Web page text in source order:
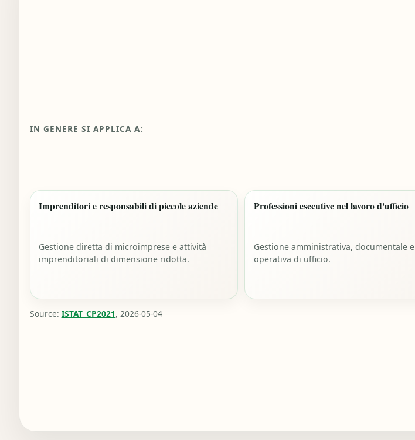
IN GENERE SI APPLICA A:
Imprenditori e responsabili di piccole aziende
Gestione diretta di microimprese e attività
imprenditoriali di dimensione ridotta.
Professioni esecutive nel lavoro d'ufficio
Gestione amministrativa, documentale e
operativa di ufficio.
Source: ISTAT_CP2021, 2026-05-04